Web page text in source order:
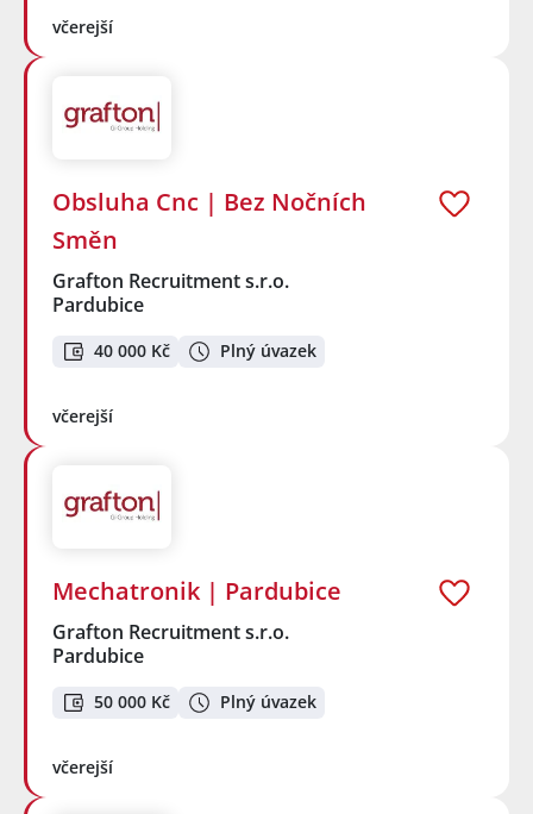
včerejší
Obsluha Cnc | Bez Nočních
Směn
Grafton Recruitment s.r.o.
Pardubice
40 000 Kč Plný úvazek
včerejší
Mechatronik | Pardubice
Grafton Recruitment s.r.o.
Pardubice
50 000 Kč Plný úvazek
včerejší